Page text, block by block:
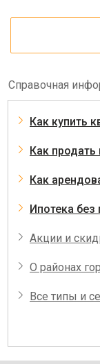
Справочная
Как купить
Как продать
Как
Ипотека без
Акции и
О районах
Все типы и